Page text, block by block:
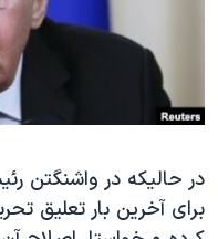
فرهنگ و زندگی
حقوق شهروندی
اقتصادی
اسرائیل در جنگ
گالری عکس
انتخابات ریاست جمهوری
حمله جمهوری اسلامی به
ورزش زنان در ایران
اعتراضات زن، زندگی،
زبانهای مختلف
در حالیکه در واشنگتن
برای آخرین بار تعلیق